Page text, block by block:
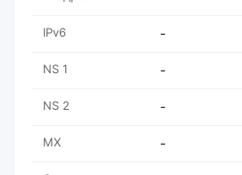
IPv6 -
NS 1 -
NS 2 -
MX -